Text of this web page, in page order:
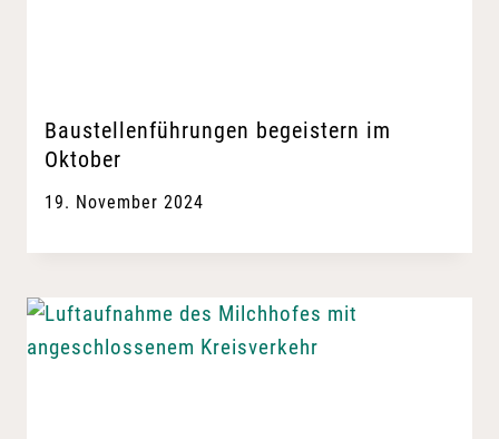
Baustellenführungen begeistern im
Oktober
19. November 2024